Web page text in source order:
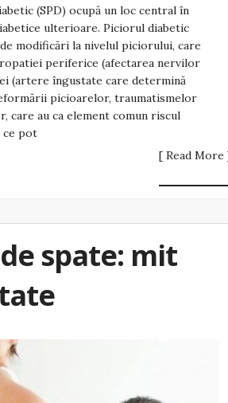
(SPD) ocupă un loc central în
ulterioare. Piciorul diabetic
modificări la nivelul piciorului, care
periferice (afectarea nervilor
(artere îngustate care determină
picioarelor, traumatismelor
care au ca element comun riscul
ce pot
[ Read More
spate: mit